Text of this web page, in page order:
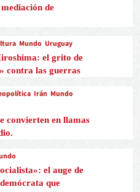
de
Mundo Uruguay
el grito de
contra las guerras
Irán Mundo
convierten en llamas
el auge de
que